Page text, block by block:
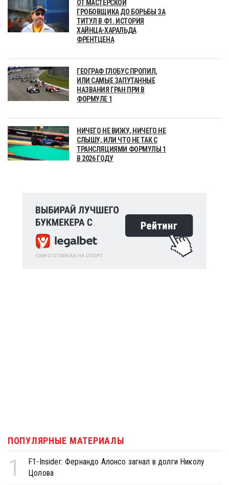
ОТ МАСТЕРСКОЙ
ГРОБОВЩИКА ДО БОРЬБЫ ЗА
ТИТУЛ В Ф1. ИСТОРИЯ
ХАЙНЦА-ХАРАЛЬДА
ФРЕНТЦЕНА
ГЕОГРАФ ГЛОБУС ПРОПИЛ,
ИЛИ САМЫЕ ЗАПУТАННЫЕ
НАЗВАНИЯ ГРАН ПРИ В
ФОРМУЛЕ 1
НИЧЕГО НЕ ВИЖУ, НИЧЕГО НЕ
СЛЫШУ, ИЛИ ЧТО НЕ ТАК С
ТРАНСЛЯЦИЯМИ ФОРМУЛЫ 1
В 2026 ГОДУ
ПОПУЛЯРНЫЕ МАТЕРИАЛЫ
1
F1-Insider: Фернандо Алонсо загнал в долги Николу
Цолова